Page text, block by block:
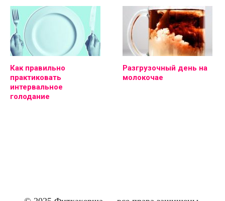
Как правильно
практиковать
интервальное
голодание
Разгрузочный день на
молокочае